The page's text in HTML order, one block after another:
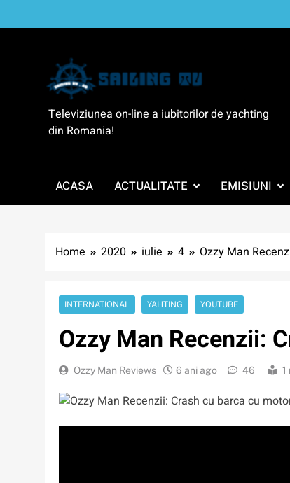
to
SailingTV
Televiziunea on-line a iubitorilor de yachting
din Romania!
ACASA ACTUALITATE EMISIUNI
Home 2020 iulie 4 Ozzy Man
INTERNATIONAL YAHTING YOUTUBE
Ozzy Man Recenzii:
Ozzy Man Reviews 6 ani ago 46 1